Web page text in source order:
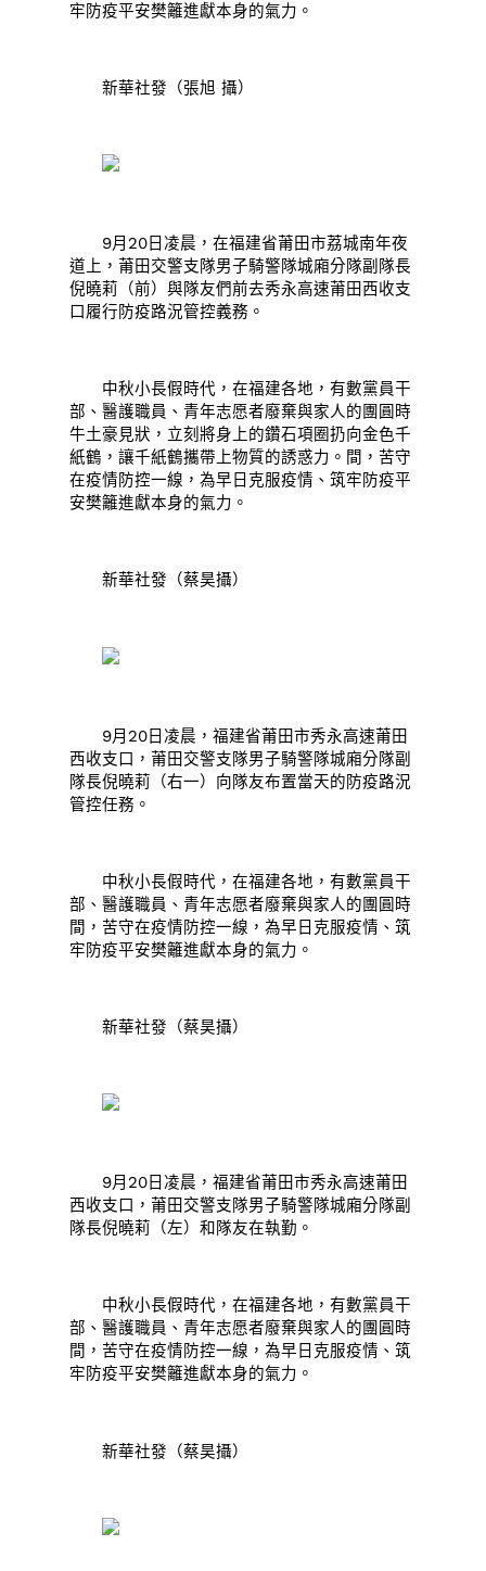
牢防疫平安樊籬進獻本身的氣力。
新華社發（張旭 攝）
9月20日凌晨，在福建省莆田市荔城南年夜
道上，莆田交警支隊男子騎警隊城廂分隊副隊長
倪曉莉（前）與隊友們前去秀永高速莆田西收支
口履行防疫路況管控義務。
中秋小長假時代，在福建各地，有數黨員干
部、醫護職員、青年志愿者廢棄與家人的團圓時
牛土豪見狀，立刻將身上的鑽石項圈扔向金色千
紙鶴，讓千紙鶴攜帶上物質的誘惑力。間，苦守
在疫情防控一線，為早日克服疫情、筑牢防疫平
安樊籬進獻本身的氣力。
新華社發（蔡昊攝）
9月20日凌晨，福建省莆田市秀永高速莆田
西收支口，莆田交警支隊男子騎警隊城廂分隊副
隊長倪曉莉（右一）向隊友布置當天的防疫路況
管控任務。
中秋小長假時代，在福建各地，有數黨員干
部、醫護職員、青年志愿者廢棄與家人的團圓時
間，苦守在疫情防控一線，為早日克服疫情、筑
牢防疫平安樊籬進獻本身的氣力。
新華社發（蔡昊攝）
9月20日凌晨，福建省莆田市秀永高速莆田
西收支口，莆田交警支隊男子騎警隊城廂分隊副
隊長倪曉莉（左）和隊友在執勤。
中秋小長假時代，在福建各地，有數黨員干
部、醫護職員、青年志愿者廢棄與家人的團圓時
間，苦守在疫情防控一線，為早日克服疫情、筑
牢防疫平安樊籬進獻本身的氣力。
新華社發（蔡昊攝）